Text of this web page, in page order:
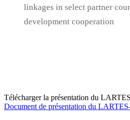
linkages in select partner
development cooperation
Télécharger la présentation du
Document de présentation du